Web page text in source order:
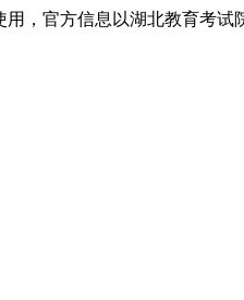
，官方信息以湖北教育考试